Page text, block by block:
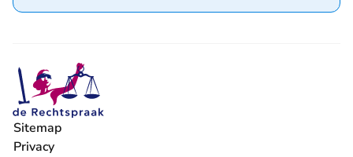
Sitemap
Privacy